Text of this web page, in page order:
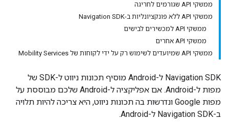
ממשקי API שגורמים לחריגה
ממשקי API ללא פונקציונליות ב-Navigation SDK
ממשקי API למכשירים לבישים
ממשקי API אחרים
ממשקי API שמיועדים לשימוש רק על ידי לקוחות של Mobility Services
‫Navigation SDK ל-Android מוסיף תכונות ניווט ל-SDK של
מפות ל-Android. אם אפליקציה ל-Android שלכם מבוססת על
מפות Google ונדרשות בה תכונות ניווט, היא צריכה להיות תלויה
ב-Navigation SDK ל-Android.